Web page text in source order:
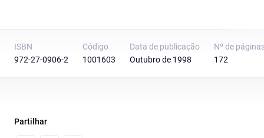
ISBN
972-27-0906-2
Código
1001603
Data de publicação
Outubro de 1998
Nº de
172
Partilhar